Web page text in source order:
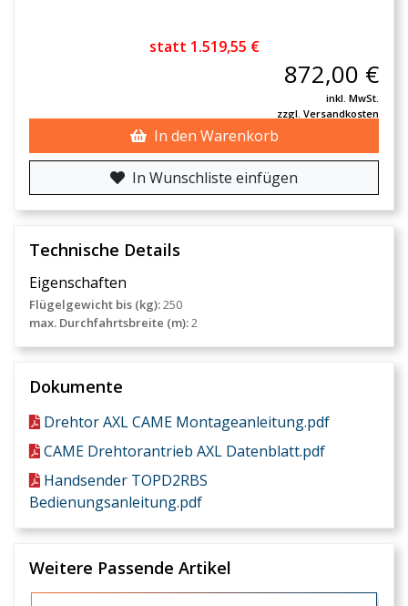
statt 1.519,55 €
872,00 €
inkl. MwSt.
zzgl. Versandkosten
In den Warenkorb
In Wunschliste einfügen
Technische Details
Eigenschaften
Flügelgewicht bis (kg):250
max. Durchfahrtsbreite (m):2
Dokumente
Drehtor AXL CAME Montageanleitung.pdf
CAME Drehtorantrieb AXL Datenblatt.pdf
Handsender TOPD2RBS
Bedienungsanleitung.pdf
Weitere Passende Artikel